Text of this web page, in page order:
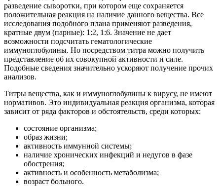
разведение сыворотки, при котором еще сохраняется
положительная реакция на наличие данного вещества. Все
исследования подобного плана применяют разведения,
кратные двум (парные): 1:2, 1:6. Значение не дает
возможности подсчитать гематологические
иммуноглобулины. Но посредством титра можно получить
представление об их совокупной активности и силе.
Подобные сведения значительно ускоряют получение прочих
анализов.
Титры вещества, как и иммуноглобулины к вирусу, не имеют
нормативов. Это индивидуальная реакция организма, которая
зависит от ряда факторов и обстоятельств, среди которых:
состояние организма;
образ жизни;
активность иммунной системы;
наличие хронических инфекций и недугов в фазе
обострения;
активность и особенность метаболизма;
возраст больного.